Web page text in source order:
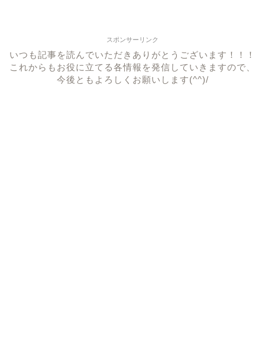
スポンサーリンク
いつも記事を読んでいただきありがとうございます！！！
これからもお役に立てる各情報を発信していきますので、
今後ともよろしくお願いします(^^)/